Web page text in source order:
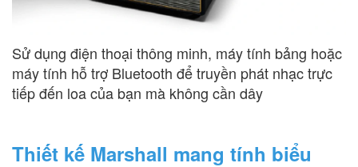
Sử dụng điện thoại thông minh, máy tính bảng hoặc
máy tính hỗ trợ Bluetooth để truyền phát nhạc trực
tiếp đến loa của bạn mà không cần dây
Thiết kế Marshall mang tính biểu